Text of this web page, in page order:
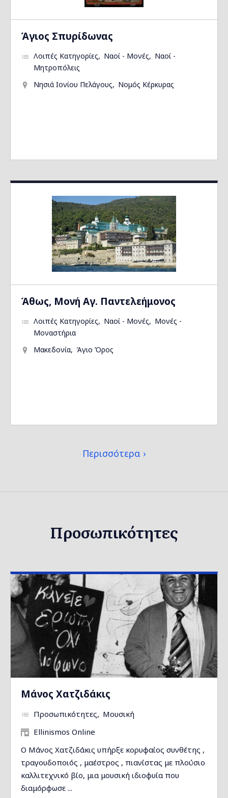
Άγιος Σπυρίδωνας
Λοιπές Κατηγορίες Ναοί - Μονές
Ναοί -
Μητροπόλεις
Νησιά Ιονίου Πελάγους
Νομός Κέρκυρας
Άθως, Μονή Αγ. Παντελεήμονος
Λοιπές Κατηγορίες Ναοί - Μονές
Μονές -
Μοναστήρια
Μακεδονία
Άγιο Όρος
Περισσότερα
Προσωπικότητες
Μάνος Χατζιδάκις
Προσωπικότητες
Μουσική
Ellinismos Online
Ο Μάνος Χατζιδάκις υπήρξε κορυφαίος συνθέτης ,
τραγουδοποιός , μαέστρος , πιανίστας με πλούσιο
καλλιτεχνικό βίο, μια μουσική ιδιοφυία που
διαμόρφωσε ...